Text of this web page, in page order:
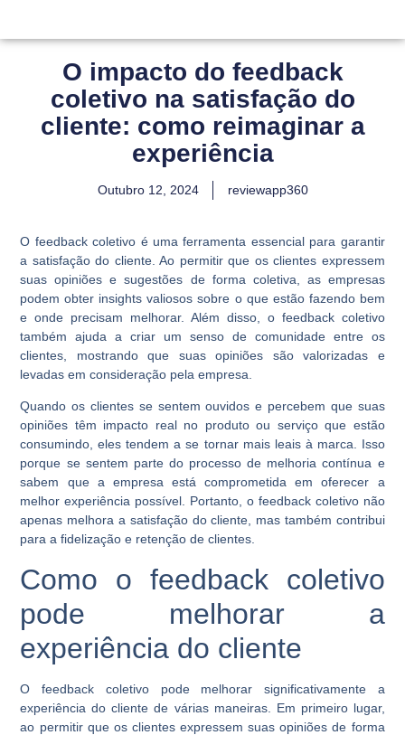
O impacto do feedback
coletivo na satisfação do
cliente: como reimaginar a
experiência
Outubro 12, 2024 reviewapp360
O feedback coletivo é uma ferramenta essencial para garantir
a satisfação do cliente. Ao permitir que os clientes expressem
suas opiniões e sugestões de forma coletiva, as empresas
podem obter insights valiosos sobre o que estão fazendo bem
e onde precisam melhorar. Além disso, o feedback coletivo
também ajuda a criar um senso de comunidade entre os
clientes, mostrando que suas opiniões são valorizadas e
levadas em consideração pela empresa.
Quando os clientes se sentem ouvidos e percebem que suas
opiniões têm impacto real no produto ou serviço que estão
consumindo, eles tendem a se tornar mais leais à marca. Isso
porque se sentem parte do processo de melhoria contínua e
sabem que a empresa está comprometida em oferecer a
melhor experiência possível. Portanto, o feedback coletivo não
apenas melhora a satisfação do cliente, mas também contribui
para a fidelização e retenção de clientes.
Como o feedback coletivo
pode melhorar a
experiência do cliente
O feedback coletivo pode melhorar significativamente a
experiência do cliente de várias maneiras. Em primeiro lugar,
ao permitir que os clientes expressem suas opiniões de forma